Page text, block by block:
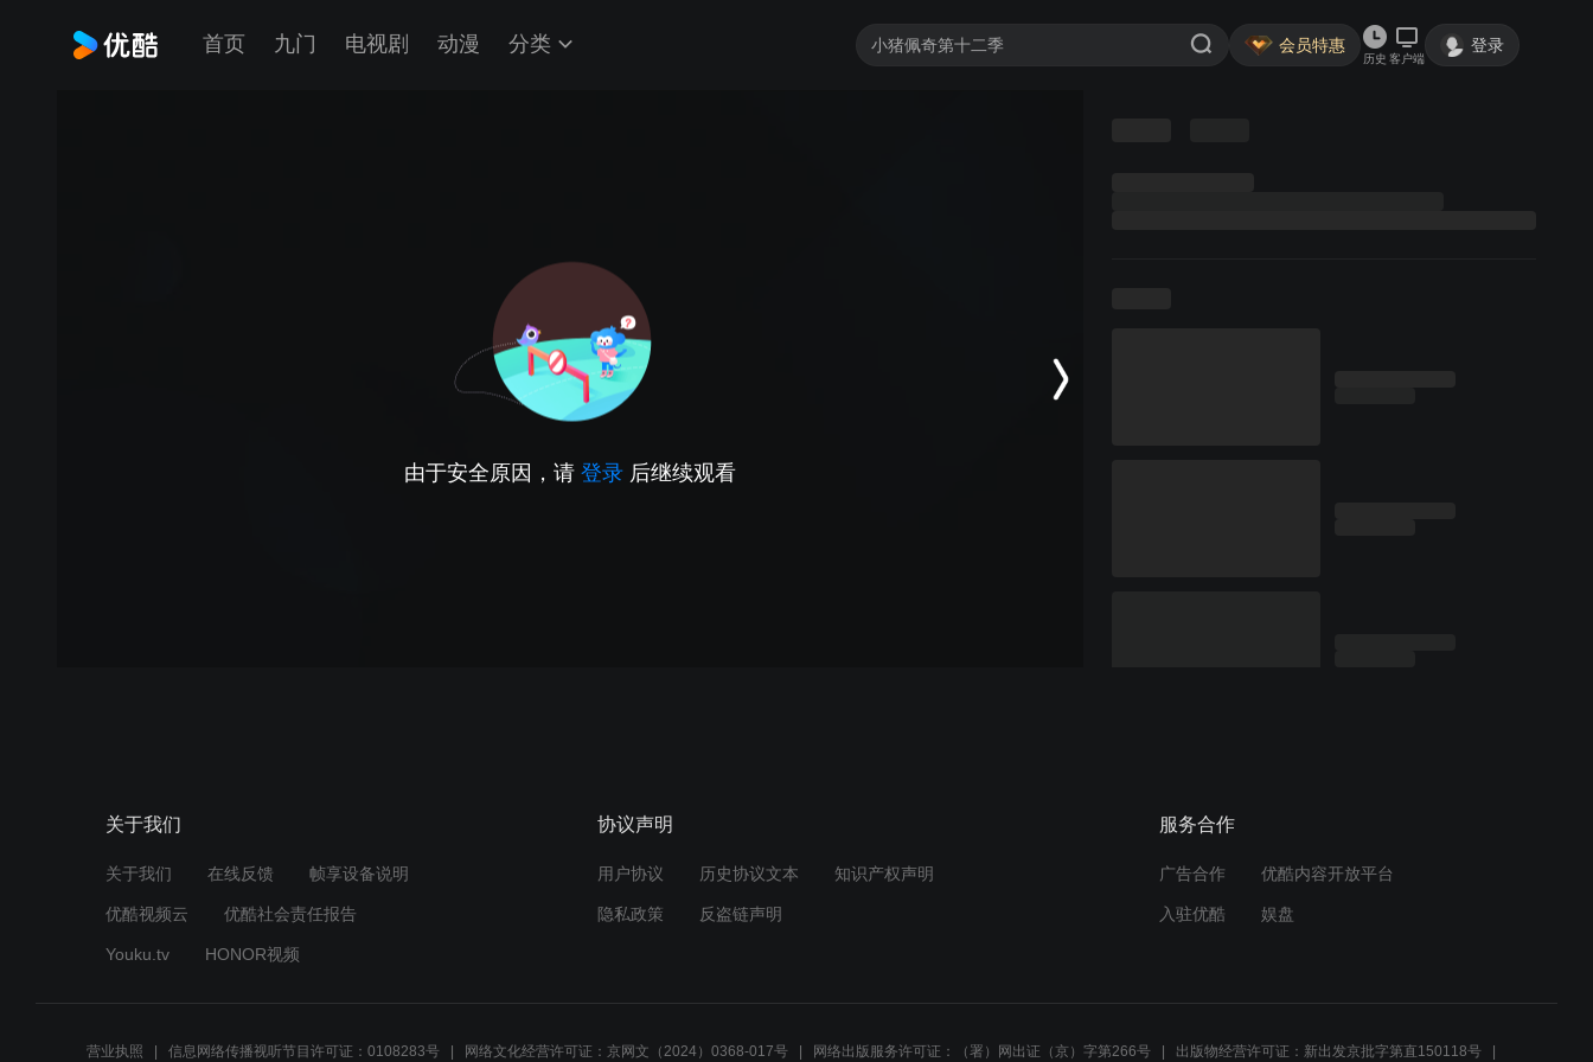
首页 九门 电视剧 动漫 分类 会员特惠
历史 客户端
登录
由于安全原因，请 登录 后继续观看
关于我们
关于我们 在线反馈 帧享设备说明
优酷视频云 优酷社会责任报告
Youku.tv HONOR视频
协议声明
用户协议 历史协议文本 知识产权声明
隐私政策 反盗链声明
服务合作
广告合作 优酷内容开放平台
入驻优酷 娱盘
营业执照 信息网络传播视听节目许可证：0108283号 网络文化经营许可证：京网文（2024）0368-017号 网络出版服务许可证：（署）网出证（京）字第266号 出版物经营许可证：新出发京批字第直150118号